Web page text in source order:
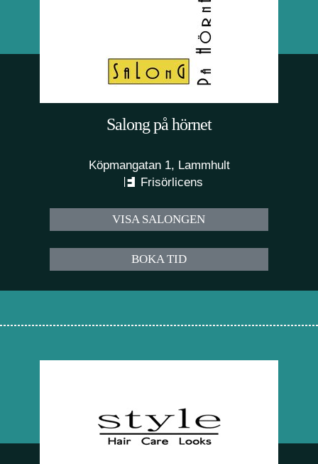
Salong på hörnet
Köpmangatan 1, Lammhult
Frisörlicens
VISA SALONGEN
BOKA TID